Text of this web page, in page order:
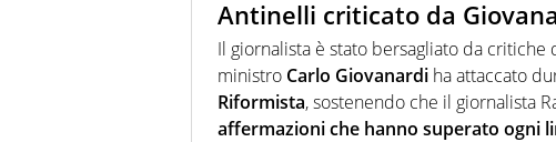
Antinelli criticato da
Il giornalista è stato bersagliato da
ministro Carlo Giovanardi ha attaccato
Riformista, sostenendo che il giornalista
affermazioni che hanno superato ogni